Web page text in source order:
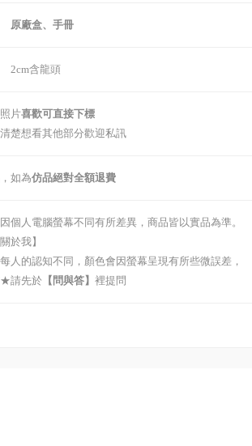
原廠盒、手冊
2cm含龍頭
片喜歡可直接下標
楚想看其他部分歡迎私訊
，如為仿品絕對全額退費
個人電腦螢幕不同有所差異，商品皆以實品為準。
關於我】
人的認知不同，顏色會因螢幕呈現有所些微誤差，
★請先於 【問與答】 裡提問